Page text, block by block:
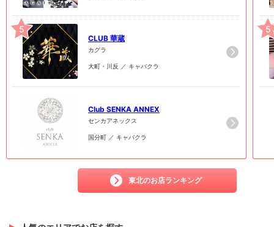
5
CLUB 華蔵
カグラ
大町・川反 ／ キャバクラ
Club SENKA ANNEX
センカアネックス
国分町 ／ キャバクラ
東北のお店ランキング
5